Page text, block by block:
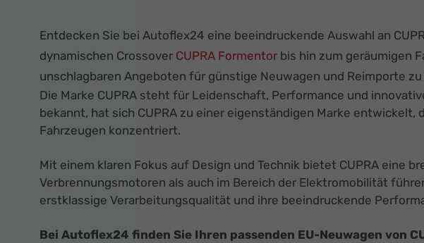
Entdecken Sie bei Autoflex24 eine beeindruckende Auswahl an
dynamischen Crossover CUPRA Formentor bis hin zum geräumigen
unschlagbaren Angeboten für günstige Neuwagen und Reimporte
Die Marke CUPRA steht für Leidenschaft, Performance und
bekannt, hat sich CUPRA zu einer eigenständigen Marke
Fahrzeugen konzentriert.
Mit einem klaren Fokus auf Design und Technik bietet CUPRA eine
Verbrennungsmotoren als auch im Bereich der Elektromobilität
erstklassige Verarbeitungsqualität und ihre beeindruckende
Bei Autoflex24 finden Sie Ihren passenden EU-Neuwagen von